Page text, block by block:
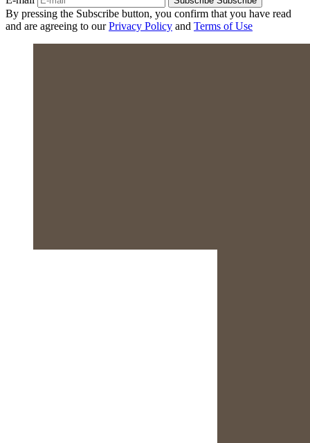
By pressing the Subscribe button, you confirm that you have read
and are agreeing to ourPrivacy Policy and Terms of Use